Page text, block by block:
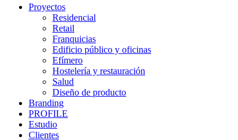
Proyectos
Residencial
Retail
Franquicias
Edificio público y oficinas
Efímero
Hostelería y restauración
Salud
Diseño de producto
Branding
PROFILE
Estudio
Clientes